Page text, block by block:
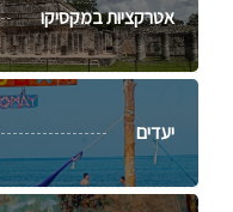
אטרקציות במקסיקו
יעדים